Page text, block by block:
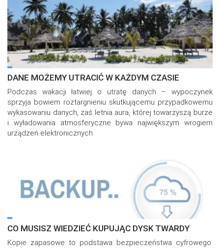
DANE MOŻEMY UTRACIĆ W KAŻDYM CZASIE
Podczas wakacji łatwiej o utratę danych – wypoczynek
sprzyja bowiem roztargnieniu skutkującemu przypadkowemu
wykasowaniu danych, zaś letnia aura, której towarzyszą burze
i wyładowania atmosferyczne bywa największym wrogiem
urządzeń elektronicznych.
CO MUSISZ WIEDZIEĆ KUPUJĄC DYSK TWARDY
Kopie zapasowe to podstawa bezpieczeństwa cyfrowego.